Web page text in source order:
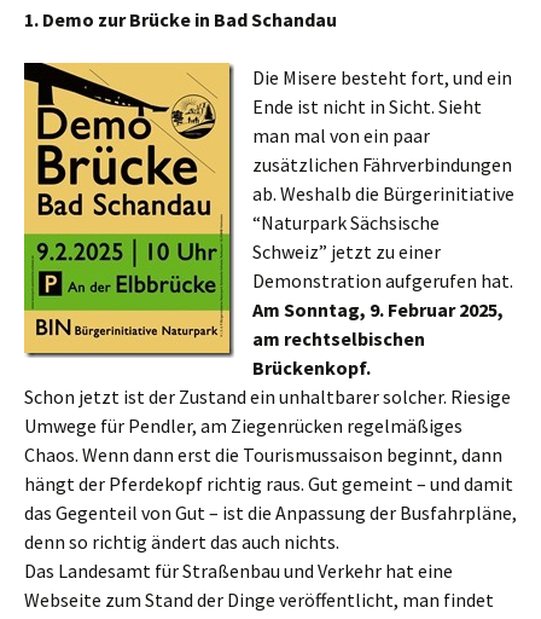
1. Demo zur Brücke in Bad Schandau
Die Misere besteht fort, und ein
Ende ist nicht in Sicht. Sieht
man mal von ein paar
zusätzlichen Fährverbindungen
ab. Weshalb die Bürgerinitiative
“Naturpark Sächsische
Schweiz” jetzt zu einer
Demonstration aufgerufen hat.
Am Sonntag, 9. Februar 2025,
am rechtselbischen
Brückenkopf.
Schon jetzt ist der Zustand ein unhaltbarer solcher. Riesige
Umwege für Pendler, am Ziegenrücken regelmäßiges
Chaos. Wenn dann erst die Tourismussaison beginnt, dann
hängt der Pferdekopf richtig raus. Gut gemeint – und damit
das Gegenteil von Gut – ist die Anpassung der Busfahrpläne,
denn so richtig ändert das auch nichts.
Das Landesamt für Straßenbau und Verkehr hat eine
Webseite zum Stand der Dinge veröffentlicht, man findet